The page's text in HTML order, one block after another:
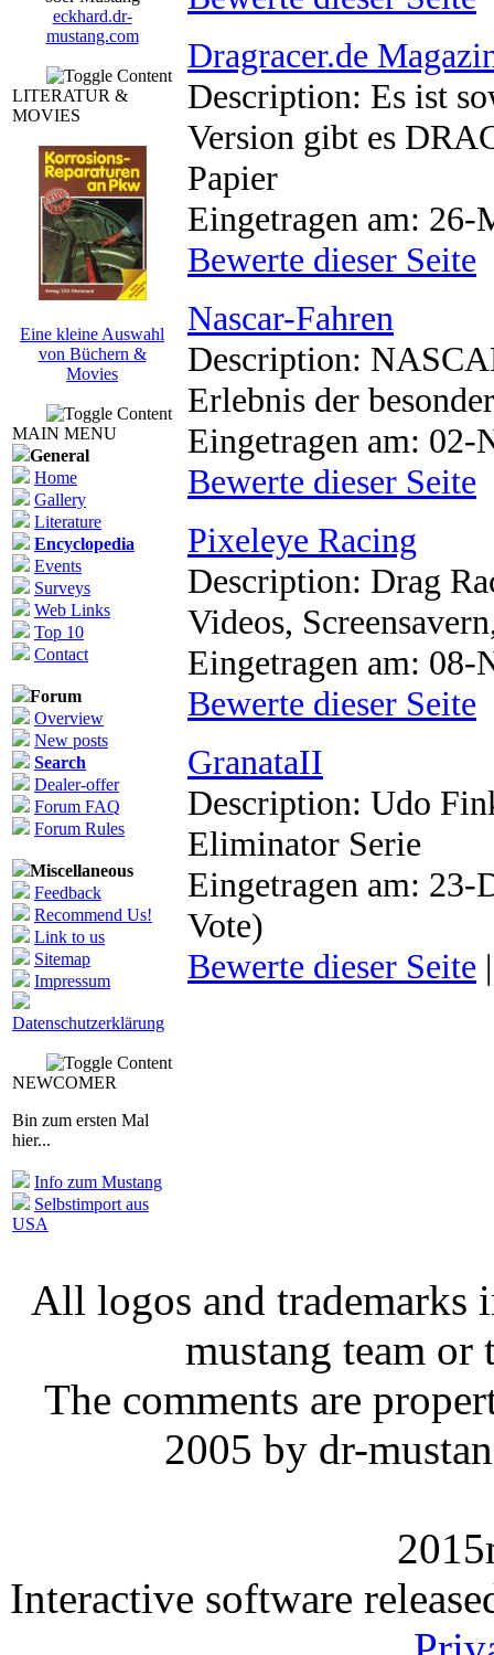
eckhard.dr-
mustang.com
LITERATUR &
MOVIES
Eine kleine Auswahl
von Büchern &
Movies
MAIN MENU
General
Home
Gallery
Literature
Encyclopedia
Events
Surveys
Web Links
Top 10
Contact
Forum
Overview
New posts
Search
Dealer-offer
Forum FAQ
Forum Rules
Miscellaneous
Feedback
Recommend Us!
Link to us
Sitemap
Impressum
Datenschutzerklärung
NEWCOMER
Bin zum ersten Mal
hier...
Info zum Mustang
Selbstimport aus
USA
Dragracer.de
Description: Es ist
Version gibt es
Papier
Eingetragen am:
Bewerte dieser Seite
Nascar-Fahren
Description:
Erlebnis der
Eingetragen am:
Bewerte dieser Seite
Pixeleye Racing
Description: Drag
Videos,
Eingetragen am:
Bewerte dieser Seite
GranataII
Description: Udo
Eliminator Serie
Eingetragen am:
Vote)
Bewerte dieser Seite
All logos and trademarks
mustang team or
The comments are
2005 by dr-
Interactive software